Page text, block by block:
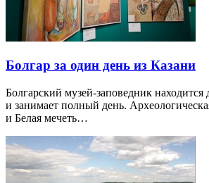
Болгар за один день из Казани
Болгарский музей-заповедник находится
и занимает полный день.
и Белая мечеть…